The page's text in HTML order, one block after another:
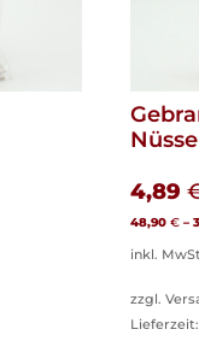
Nüsse
4,89
48,90€ –
inkl.
zzgl.